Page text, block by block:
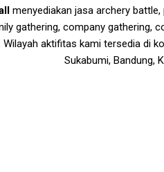
menyediakan jasa archery
gathering, company gathering,
aktifitas kami tersedia di
Sukabumi, Bandung,